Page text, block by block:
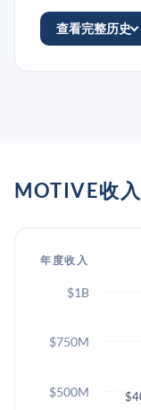
查看完整历史
MOTIVE收
年度收入
$500M
$750M
$1B